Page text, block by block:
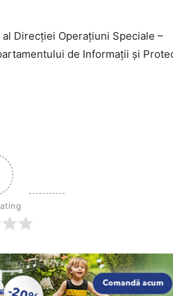
Direcției Operațiuni Speciale –
de Informații și